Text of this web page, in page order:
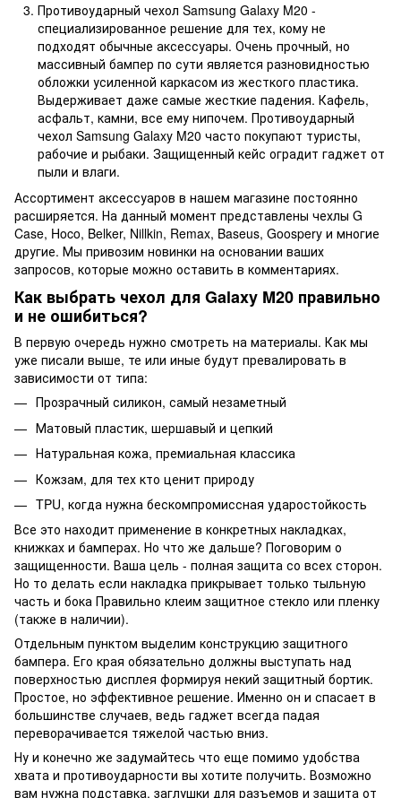
Противоударный чехол Samsung Galaxy M20 -
специализированное решение для тех, кому не
подходят обычные аксессуары. Очень прочный, но
массивный бампер по сути является разновидностью
обложки усиленной каркасом из жесткого пластика.
Выдерживает даже самые жесткие падения. Кафель,
асфальт, камни, все ему нипочем. Противоударный
чехол Samsung Galaxy M20 часто покупают туристы,
рабочие и рыбаки. Защищенный кейс оградит гаджет от
пыли и влаги.
Ассортимент аксессуаров в нашем магазине постоянно
расширяется. На данный момент представлены чехлы G
Case, Hoco, Belker, Nillkin, Remax, Baseus, Goospery и многие
другие. Мы привозим новинки на основании ваших
запросов, которые можно оставить в комментариях.
Как выбрать чехол для Galaxy M20 правильно
и не ошибиться?
В первую очередь нужно смотреть на материалы. Как мы
уже писали выше, те или иные будут превалировать в
зависимости от типа:
Прозрачный силикон, самый незаметный
Матовый пластик, шершавый и цепкий
Натуральная кожа, премиальная классика
Кожзам, для тех кто ценит природу
TPU, когда нужна бескомпромиссная ударостойкость
Все это находит применение в конкретных накладках,
книжках и бамперах. Но что же дальше? Поговорим о
защищенности. Ваша цель - полная защита со всех сторон.
Но то делать если накладка прикрывает только тыльную
часть и бока Правильно клеим защитное стекло или пленку
(также в наличии).
Отдельным пунктом выделим конструкцию защитного
бампера. Его края обязательно должны выступать над
поверхностью дисплея формируя некий защитный бортик.
Простое, но эффективное решение. Именно он и спасает в
большинстве случаев, ведь гаджет всегда падая
переворачивается тяжелой частью вниз.
Ну и конечно же задумайтесь что еще помимо удобства
хвата и противоударности вы хотите получить. Возможно
вам нужна подставка, заглушки для разъемов и защита от